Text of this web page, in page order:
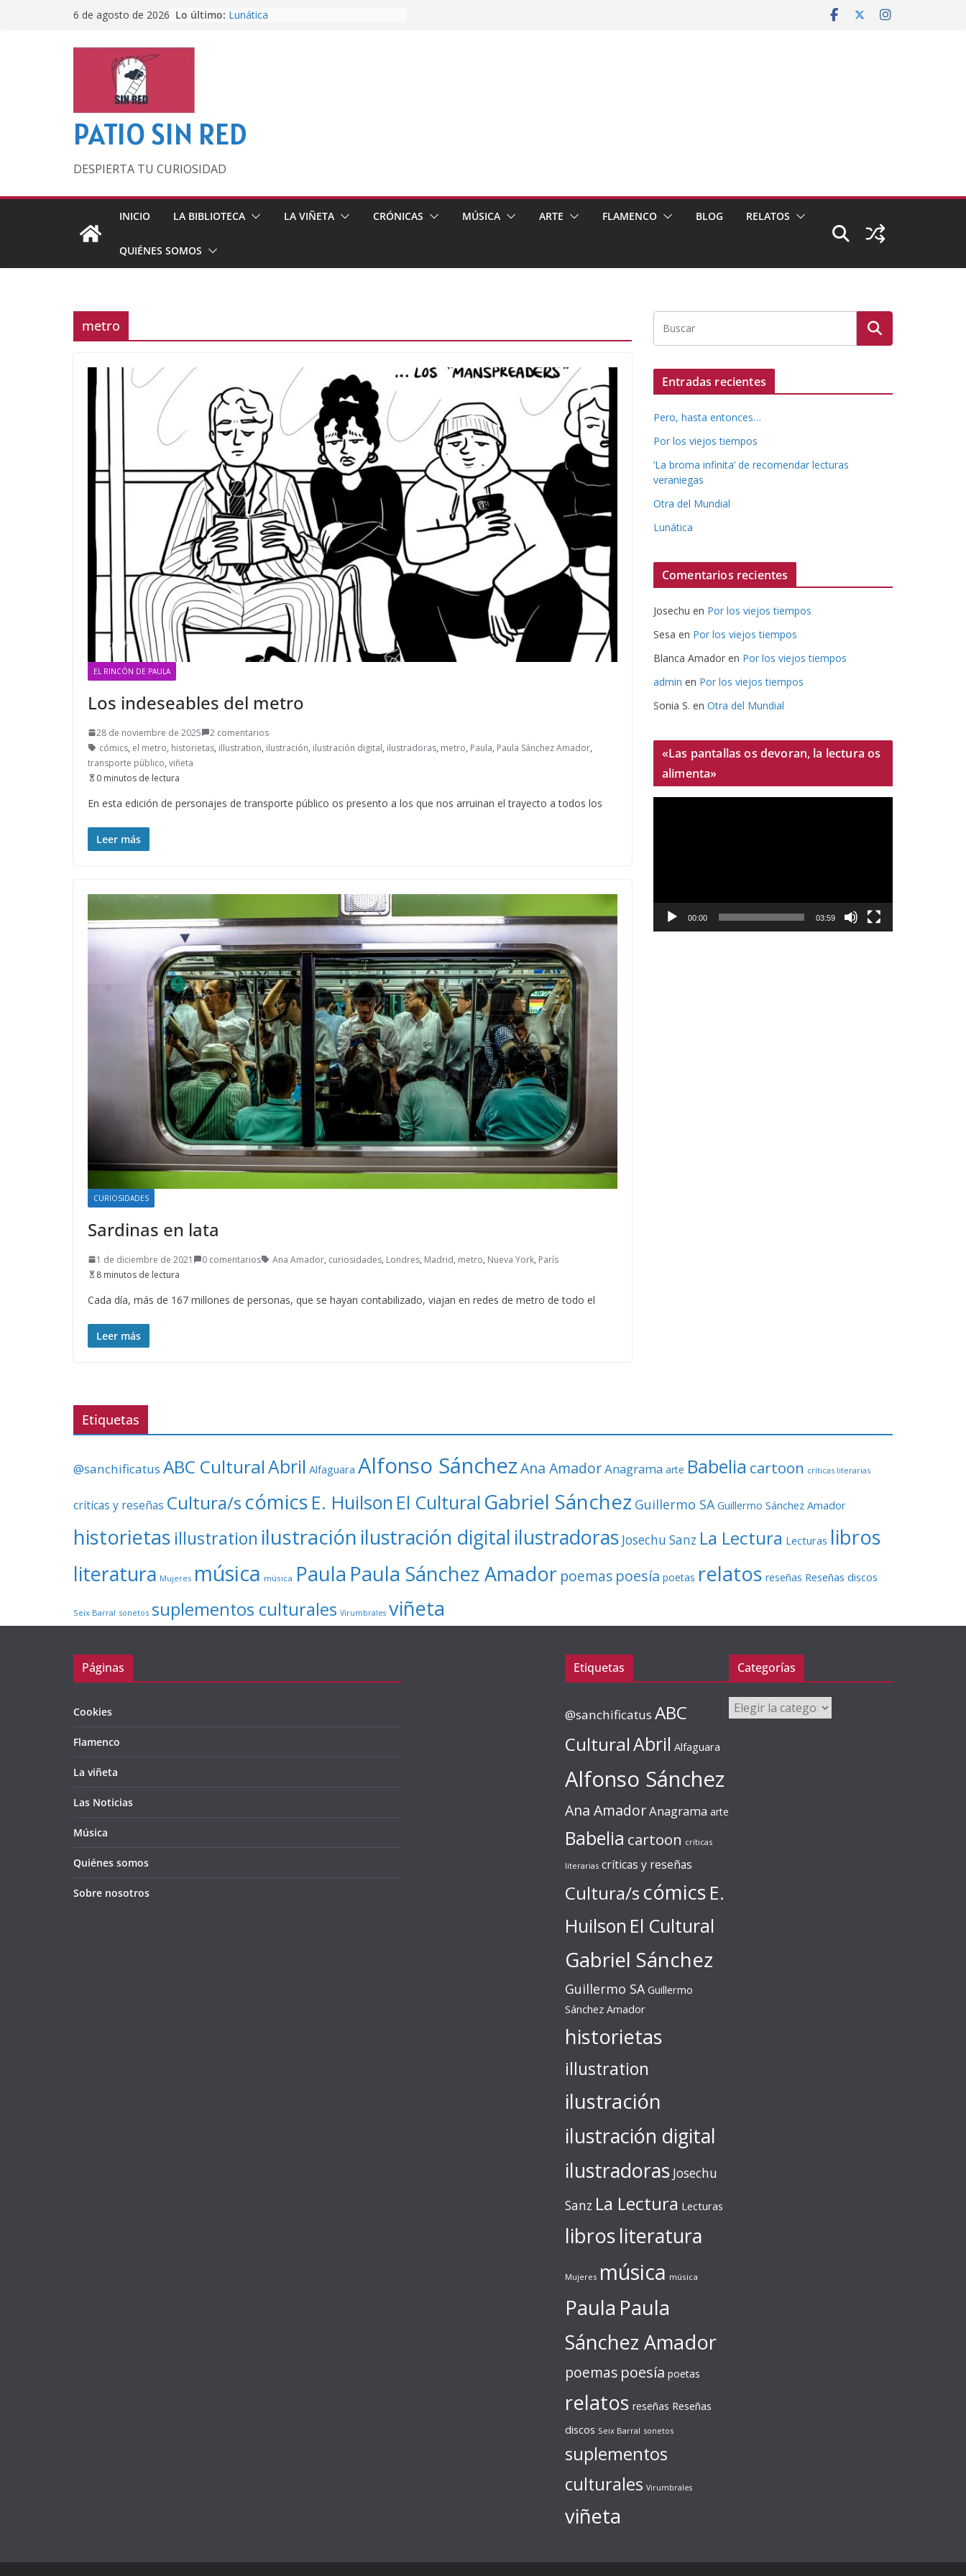
6 de agosto de 2026 Lo último: Lunática
PATIO SIN RED
DESPIERTA TU CURIOSIDAD
INICIO LA BIBLIOTECA LA VIÑETA CRÓNICAS MÚSICA ARTE FLAMENCO BLOG RELATOS
QUIÉNES SOMOS
metro
EL RINCÓN DE PAULA
Los indeseables del metro
28 de noviembre de 2025
2 comentarios
cómics, el metro, historietas, illustration, ilustración, ilustración digital, ilustradoras, metro, Paula, Paula Sánchez Amador,
transporte público, viñeta
0 minutos de lectura
En esta edición de personajes de transporte público os presento a los que nos arruinan el trayecto a todos los
Leer más
CURIOSIDADES
Sardinas en lata
1 de diciembre de 2021 0 comentarios Ana Amador, curiosidades, Londres, Madrid, metro, Nueva York, París
8 minutos de lectura
Cada día, más de 167 millones de personas, que se hayan contabilizado, viajan en redes de metro de todo el
Leer más
Entradas recientes
Pero, hasta entonces…
Por los viejos tiempos
‘La broma infinita’ de recomendar lecturas
veraniegas
Otra del Mundial
Lunática
Comentarios recientes
Josechu en Por los viejos tiempos
Sesa en Por los viejos tiempos
Blanca Amador en Por los viejos tiempos
admin en Por los viejos tiempos
Sonia S. en Otra del Mundial
«Las pantallas os devoran, la lectura os
alimenta»
c
00:00 03:59
Etiquetas
@sanchificatus ABC CulturalAbril Alfaguara Alfonso SánchezAna AmadorAnagrama arte Babelia cartoon críticas literarias
críticas y reseñas Cultura/s cómics E. Huilson El Cultural Gabriel Sánchez Guillermo SA Guillermo Sánchez Amador
historietas illustration ilustración ilustración digital ilustradoras Josechu Sanz La Lectura Lecturas libros
literatura Mujeres música música Paula Paula Sánchez Amador poemas poesía poetas relatos reseñas Reseñas discos
Seix Barral sonetos suplementos culturales Virumbrales viñeta
Páginas
Cookies
Flamenco
La viñeta
Las Noticias
Música
Quiénes somos
Sobre nosotros
Etiquetas
@sanchificatus ABC
CulturalAbril Alfaguara
Alfonso Sánchez
Ana AmadorAnagrama arte
Babelia cartoon críticas
literarias críticas y reseñas
Cultura/s cómics E.
Huilson El Cultural
Gabriel Sánchez
Guillermo SA Guillermo
Sánchez Amador
historietas
illustration
ilustración
ilustración digital
ilustradoras Josechu
Sanz La Lectura Lecturas
librosliteratura
Mujeres música música
Paula Paula
Sánchez Amador
poemas poesía poetas
relatos reseñas Reseñas
discos Seix Barral sonetos
suplementos
culturales Virumbrales
viñeta
Categorías
Categorías